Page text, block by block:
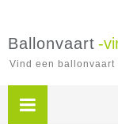
Ballonvaart -
Vind een